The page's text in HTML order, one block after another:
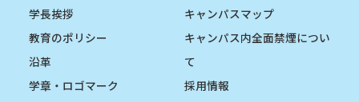
学長挨拶
教育のポリシー
沿革
学章・ロゴマーク
キャンパスマップ
キャンパス内全面禁煙につい
て
採用情報